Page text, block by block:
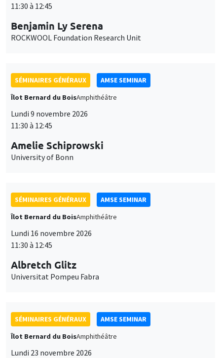
11:30 à 12:45
Benjamin Ly Serena
ROCKWOOL Foundation Research Unit
SÉMINAIRES GÉNÉRAUX
AMSE SEMINAR
Îlot Bernard du BoisAmphithéâtre
Lundi 9 novembre 2026
11:30 à 12:45
Amelie Schiprowski
University of Bonn
SÉMINAIRES GÉNÉRAUX
AMSE SEMINAR
Îlot Bernard du BoisAmphithéâtre
Lundi 16 novembre 2026
11:30 à 12:45
Albretch Glitz
Universitat Pompeu Fabra
SÉMINAIRES GÉNÉRAUX
AMSE SEMINAR
Îlot Bernard du BoisAmphithéâtre
Lundi 23 novembre 2026